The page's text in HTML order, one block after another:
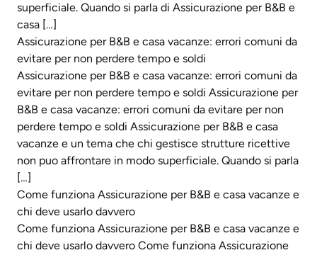
superficiale. Quando si parla di Assicurazione per B&B e
casa […]
Assicurazione per B&B e casa vacanze: errori comuni da
evitare per non perdere tempo e soldi
Assicurazione per B&B e casa vacanze: errori comuni da
evitare per non perdere tempo e soldi Assicurazione per
B&B e casa vacanze: errori comuni da evitare per non
perdere tempo e soldi Assicurazione per B&B e casa
vacanze e un tema che chi gestisce strutture ricettive
non puo affrontare in modo superficiale. Quando si parla
[…]
Come funziona Assicurazione per B&B e casa vacanze e
chi deve usarlo davvero
Come funziona Assicurazione per B&B e casa vacanze e
chi deve usarlo davvero Come funziona Assicurazione